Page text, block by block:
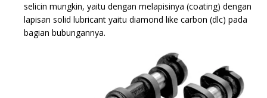
selicin mungkin, yaitu dengan melapisinya (coating) dengan
lapisan solid lubricant yaitu diamond like carbon (dlc) pada
bagian bubungannya.